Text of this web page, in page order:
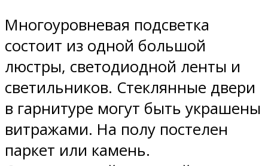
Многоуровневая подсветка
состоит из одной большой
люстры, светодиодной ленты и
светильников. Стеклянные двери
в гарнитуре могут быть украшены
витражами. На полу постелен
паркет или камень.